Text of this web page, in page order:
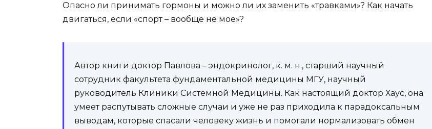
Опасно ли принимать гормоны и можно ли их заменить «травками»? Как начать
двигаться, если «спорт – вообще не мое»?
Автор книги доктор Павлова – эндокринолог, к. м. н., старший научный
сотрудник факультета фундаментальной медицины МГУ, научный
руководитель Клиники Системной Медицины. Как настоящий доктор Хаус, она
умеет распутывать сложные случаи и уже не раз приходила к парадоксальным
выводам, которые спасали человеку жизнь и помогали нормализовать обмен